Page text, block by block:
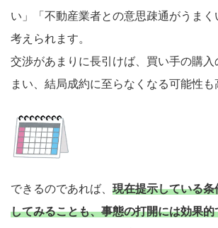
い」「不動産業者との意思疎通がうま
考えられます。
交渉があまりに長引けば、買い手の購入
まい、結局成約に至らなくなる可能性も
できるのであれば、 現在提示している
してみることも、事態の打開には効果的